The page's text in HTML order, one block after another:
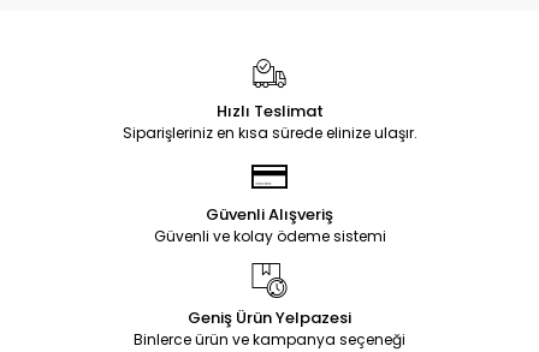
Hızlı Teslimat
Siparişleriniz en kısa sürede elinize ulaşır.
Güvenli Alışveriş
Güvenli ve kolay ödeme sistemi
Geniş Ürün Yelpazesi
Binlerce ürün ve kampanya seçeneği